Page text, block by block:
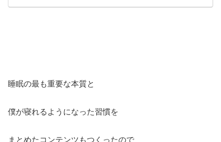
睡眠の最も重要な本質と
僕が寝れるようになった習慣を
まとめたコンテンツもつくったので